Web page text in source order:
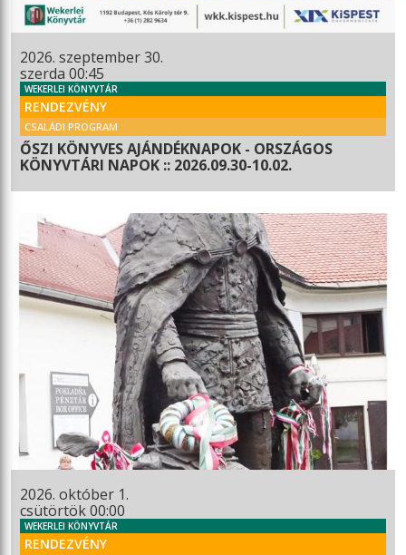
2026. szeptember 30.
szerda 00:45
WEKERLEI KÖNYVTÁR
RENDEZVÉNY
CSALÁDI PROGRAM
ŐSZI KÖNYVES AJÁNDÉKNAPOK - ORSZÁGOS
KÖNYVTÁRI NAPOK :: 2026.09.30-10.02.
2026. október 1.
csütörtök 00:00
WEKERLEI KÖNYVTÁR
RENDEZVÉNY